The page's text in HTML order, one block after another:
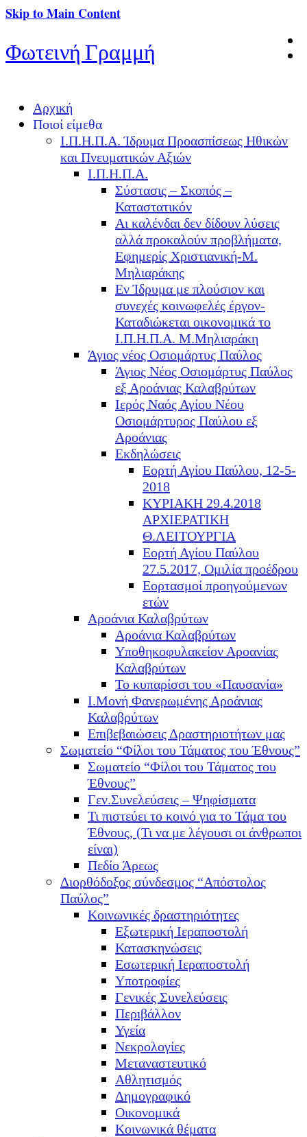
Skip to Main Content
Φωτεινή Γραμμή
Αρχική
Ποιοί είμεθα
Ι.Π.Η.Π.Α. Ίδρυμα Προασπίσεως Ηθικών
και Πνευματικών Αξιών
Ι.Π.Η.Π.Α.
Σύστασις – Σκοπός –
Καταστατικόν
Αι καλένδαι δεν δίδουν λύσεις
αλλά προκαλούν προβλήματα,
Εφημερίς Χριστιανική-Μ.
Μηλιαράκης
Εν Ίδρυμα με πλούσιον και
συνεχές κοινωφελές έργον-
Καταδιώκεται οικονομικά το
Ι.Π.Η.Π.Α. Μ.Μηλιαράκη
Άγιος νέος Οσιομάρτυς Παύλος
Άγιος Νέος Οσιομάρτυς Παύλος
εξ Αροάνιας Καλαβρύτων
Ιερός Ναός Αγίου Νέου
Οσιομάρτυρος Παύλου εξ
Αροάνιας
Εκδηλώσεις
Εορτή Αγίου Παύλου, 12-5-
2018
ΚΥΡΙΑΚΗ 29.4.2018
ΑΡΧΙΕΡΑΤΙΚΗ
Θ.ΛΕΙΤΟΥΡΓΙΑ
Εορτή Αγίου Παύλου
27.5.2017, Ομιλία προέδρου
Εορτασμοί προηγούμενων
ετών
Αροάνια Καλαβρύτων
Αροάνια Καλαβρύτων
Υποθηκοφυλακείον Αροανίας
Καλαβρύτων
Το κυπαρίσσι του «Παυσανία»
Ι.Μονή Φανερωμένης Αροάνιας
Καλαβρύτων
Επιβεβαιώσεις Δραστηριοτήτων μας
Σωματείο “Φίλοι του Τάματος του Έθνους”
Σωματείο “Φίλοι του Τάματος του
Έθνους”
Γεν.Συνελεύσεις – Ψηφίσματα
Τι πιστεύει το κοινό για το Τάμα του
Έθνους, (Τι να με λέγουσι οι άνθρωποι
είναι)
Πεδίο Άρεως
Διορθόδοξος σύνδεσμος “Απόστολος
Παύλος”
Κοινωνικές δραστηριότητες
Εξωτερική Ιεραποστολή
Κατασκηνώσεις
Εσωτερική Ιεραποστολή
Υποτροφίες
Γενικές Συνελεύσεις
Περιβάλλον
Υγεία
Νεκρολογίες
Μεταναστευτικό
Αθλητισμός
Δημογραφικό
Οικονομικά
Κοινωνικά θέματα